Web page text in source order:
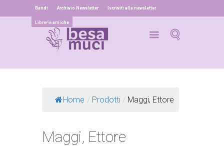
Bandi Archivio Newsletter Iscriviti alla newsletter
Librerie amiche
Home / Prodotti / Maggi, Ettore
Maggi, Ettore